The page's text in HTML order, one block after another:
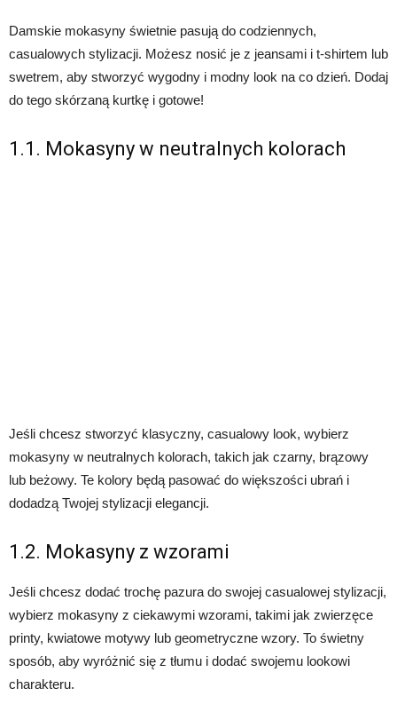
Damskie mokasyny świetnie pasują do codziennych,
casualowych stylizacji. Możesz nosić je z jeansami i t-shirtem lub
swetrem, aby stworzyć wygodny i modny look na co dzień. Dodaj
do tego skórzaną kurtkę i gotowe!
1.1. Mokasyny w neutralnych kolorach
Jeśli chcesz stworzyć klasyczny, casualowy look, wybierz
mokasyny w neutralnych kolorach, takich jak czarny, brązowy
lub beżowy. Te kolory będą pasować do większości ubrań i
dodadzą Twojej stylizacji elegancji.
1.2. Mokasyny z wzorami
Jeśli chcesz dodać trochę pazura do swojej casualowej stylizacji,
wybierz mokasyny z ciekawymi wzorami, takimi jak zwierzęce
printy, kwiatowe motywy lub geometryczne wzory. To świetny
sposób, aby wyróżnić się z tłumu i dodać swojemu lookowi
charakteru.